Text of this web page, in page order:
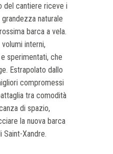
del cantiere riceve i
naturale
barca a vela.
interni,
sperimentati, che
Estrapolato dallo
compromessi
tra comodità
di spazio,
la nuova barca
Saint-Xandre.